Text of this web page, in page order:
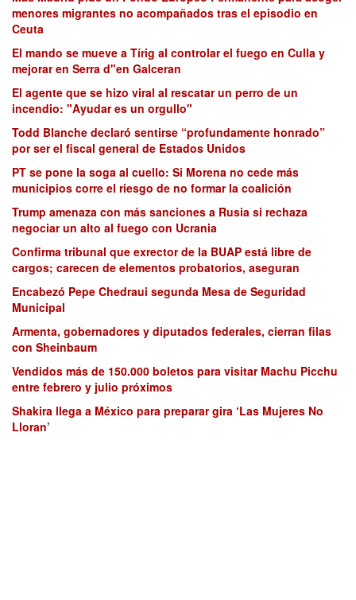
menores migrantes no acompañados tras el episodio en
Ceuta
El mando se mueve a Tírig al controlar el fuego en Culla y
mejorar en Serra d"en Galceran
El agente que se hizo viral al rescatar un perro de un
incendio: "Ayudar es un orgullo"
Todd Blanche declaró sentirse “profundamente honrado”
por ser el fiscal general de Estados Unidos
PT se pone la soga al cuello: Si Morena no cede más
municipios corre el riesgo de no formar la coalición
Trump amenaza con más sanciones a Rusia si rechaza
negociar un alto al fuego con Ucrania
Confirma tribunal que exrector de la BUAP está libre de
cargos; carecen de elementos probatorios, aseguran
Encabezó Pepe Chedraui segunda Mesa de Seguridad
Municipal
Armenta, gobernadores y diputados federales, cierran filas
con Sheinbaum
Vendidos más de 150.000 boletos para visitar Machu Picchu
entre febrero y julio próximos
Shakira llega a México para preparar gira ‘Las Mujeres No
Lloran’